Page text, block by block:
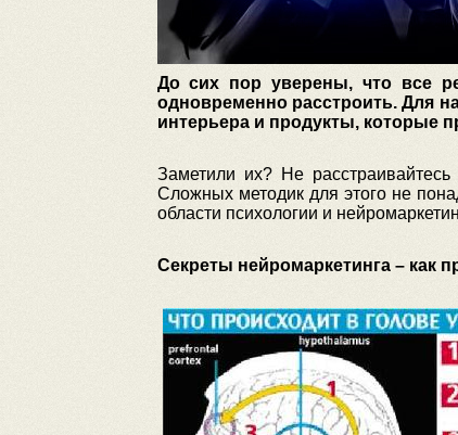
До сих пор уверены, что все
одновременно расстроить. Для
интерьера и продукты, которые
Заметили их? Не
Сложных методик для этого не
области психологии и
Секреты нейромаркетинга – как